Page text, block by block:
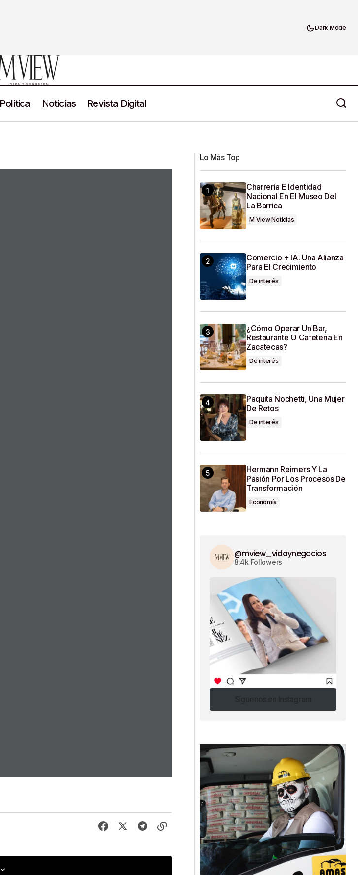
Dark Mode
Política Noticias Revista Digital
Lo Más Top
Charrería E Identidad
Nacional En El Museo Del
La Barrica
M View Noticias
Comercio + IA: Una Alianza
Para El Crecimiento
De interés
¿Cómo Operar Un Bar,
Restaurante O Cafetería En
Zacatecas?
De interés
Paquita Nochetti, Una Mujer
De Retos
De interés
Hermann Reimers Y La
Pasión Por Los Procesos De
Transformación
Economía
@mview_vidaynegocios
8.4k Followers
Síguenos en Instagram
Síguenos en Instagram